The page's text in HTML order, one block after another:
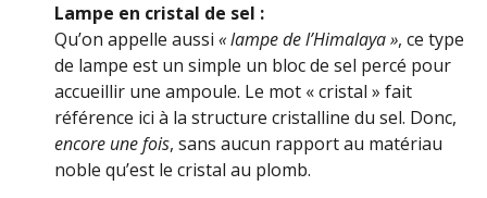
Lampe en cristal de sel :
Qu’on appelle aussi « lampe de l’Himalaya », ce type
de lampe est un simple un bloc de sel percé pour
accueillir une ampoule. Le mot « cristal » fait
référence ici à la structure cristalline du sel. Donc,
encore une fois, sans aucun rapport au matériau
noble qu’est le cristal au plomb.